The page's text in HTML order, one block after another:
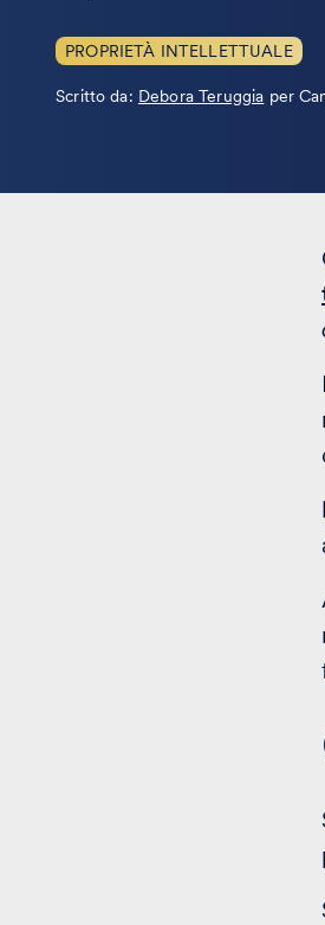
PROPRIETÀ INTELLETTUALE
Scritto da: Debora TeruggiaLeggi
per